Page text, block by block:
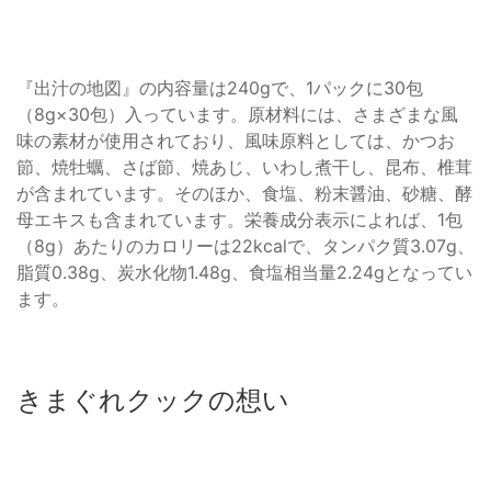
『出汁の地図』の内容量は240gで、1パックに30包
（8g×30包）入っています。原材料には、さまざまな風
味の素材が使用されており、風味原料としては、かつお
節、焼牡蠣、さば節、焼あじ、いわし煮干し、昆布、椎茸
が含まれています。そのほか、食塩、粉末醤油、砂糖、酵
母エキスも含まれています。栄養成分表示によれば、1包
（8g）あたりのカロリーは22kcalで、タンパク質3.07g、
脂質0.38g、炭水化物1.48g、食塩相当量2.24gとなってい
ます。
きまぐれクックの想い